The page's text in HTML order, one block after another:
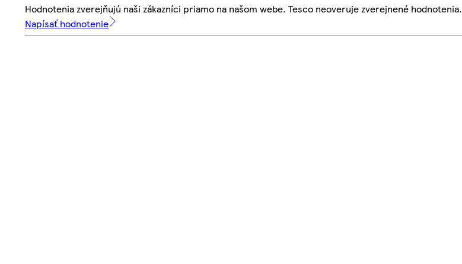
Hodnotenia zverejňujú naši zákazníci priamo na našom webe. Tesco neoveruje zverejnené hodnotenia.
Napísať hodnotenie